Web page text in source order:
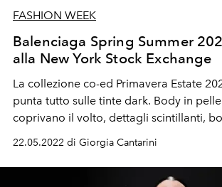
FASHION WEEK
Balenciaga Spring Summer
alla New York Stock Exchange
La collezione co-ed Primavera Estate
punta tutto sulle tinte dark. Body in
coprivano il volto, dettagli scintillanti,
extra e la collab con Adidas. Demna
ancora una volta, per l'inaspettato
a New York dopo il 2003 sotto la
22.05.2022 di Giorgia Cantarini